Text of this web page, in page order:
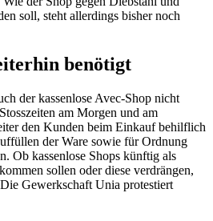
soll, steht allerdings bisher noch
benötigt
der kassenlose Avec-Shop nicht
am Morgen und am
den Kunden beim Einkauf behilflich
der Ware sowie für Ordnung
Ob kassenlose Shops künftig als
sollen oder diese verdrängen,
Gewerkschaft Unia protestiert